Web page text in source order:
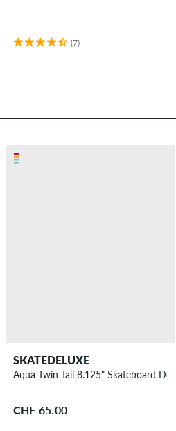
(7)
SKATEDELUXE
Aqua Twin Tail 8.125" Skateboard Deck
CHF 65.00